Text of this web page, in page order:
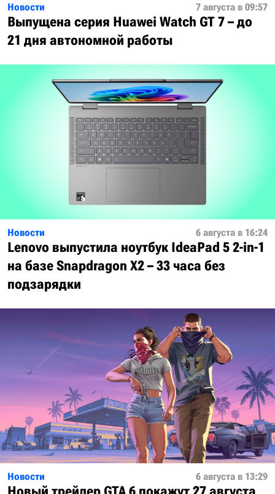
Новости 7 августа в 09:57
Выпущена серия Huawei Watch GT 7 – до
21 дня автономной работы
Новости 6 августа в 16:24
Lenovo выпустила ноутбук IdeaPad 5 2-in-1
на базе Snapdragon X2 – 33 часа без
подзарядки
Новости 6 августа в 13:29
Новый трейлер GTA 6 покажут 27 августа